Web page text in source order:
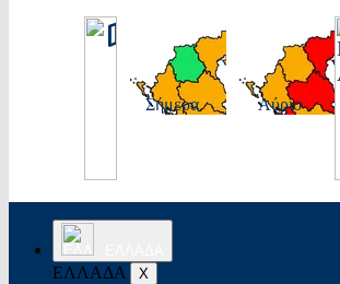
Σήμερα Αύριο
ΕΛΛΑΔΑ X